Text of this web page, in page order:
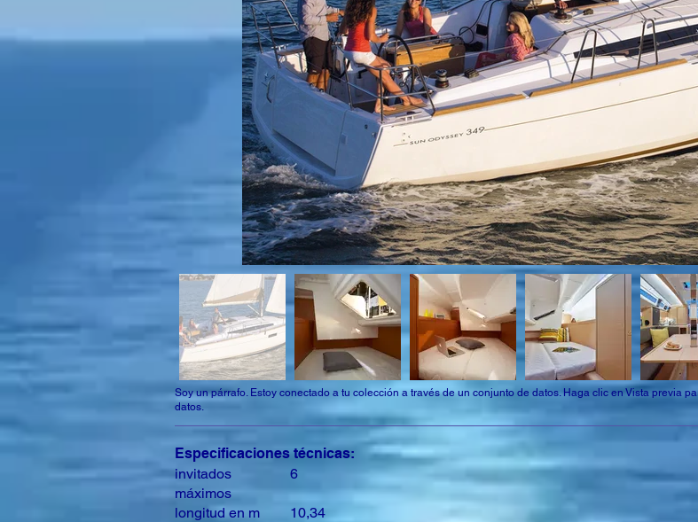
Soy un párrafo. Estoy conectado a tu colección a través de un conjunto de datos. Haga clic en Vista previa
datos.
Especificaciones técnicas:
invitados
máximos
longitud en m
6
10,34